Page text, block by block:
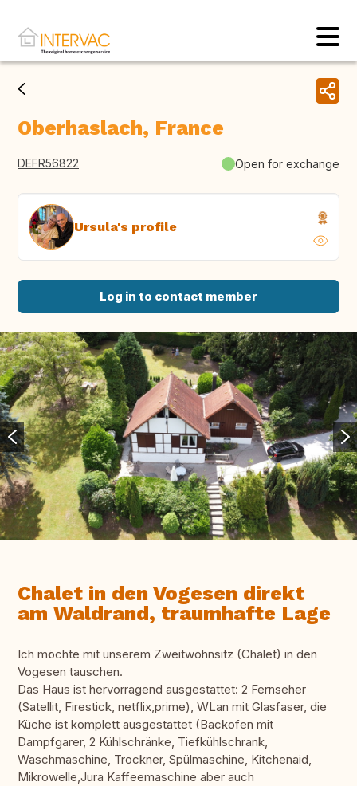
Oberhaslach, France
DEFR56822 Open for exchange
Ursula's profile
Log in to contact member
Chalet in den Vogesen direkt
am Waldrand, traumhafte Lage
Ich möchte mit unserem Zweitwohnsitz (Chalet) in den
Vogesen tauschen.
Das Haus ist hervorragend ausgestattet: 2 Fernseher
(Satellit, Firestick, netflix,prime), WLan mit Glasfaser, die
Küche ist komplett ausgestattet (Backofen mit
Dampfgarer, 2 Kühlschränke, Tiefkühlschrank,
Waschmaschine, Trockner, Spülmaschine, Kitchenaid,
Mikrowelle,Jura Kaffeemaschine aber auch